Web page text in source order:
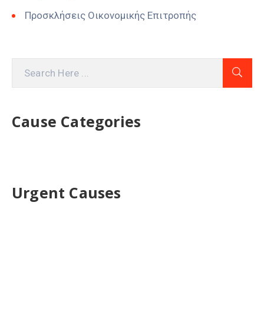
Προσκλήσεις Οικονομικής Επιτροπής
Cause Categories
Urgent Causes